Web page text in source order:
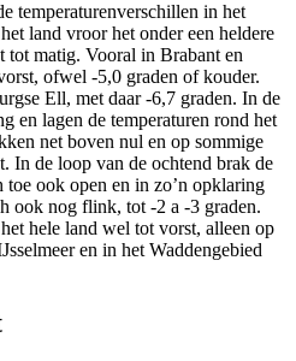
temperaturenverschillen in het
land vroor het onder een heldere
matig. Vooral in Brabant en
ofwel -5,0 graden of kouder.
Ell, met daar -6,7 graden. In de
en lagen de temperaturen rond het
net boven nul en op sommige
In de loop van de ochtend brak de
ook open en in zo’n opklaring
ook nog flink, tot -2 a -3 graden.
hele land wel tot vorst, alleen op
en in het Waddengebied